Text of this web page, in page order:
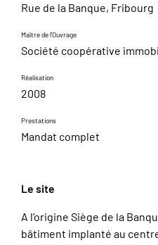
Rue de la Banque, Fribourg
Maître de l'Ouvrage
Société coopérative
Réalisation
2008
Prestations
Mandat complet
Le site
A l’origine Siège de la
bâtiment implanté au